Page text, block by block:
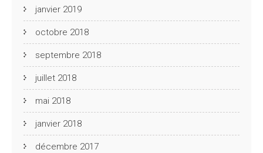
janvier 2019
octobre 2018
septembre 2018
juillet 2018
mai 2018
janvier 2018
décembre 2017